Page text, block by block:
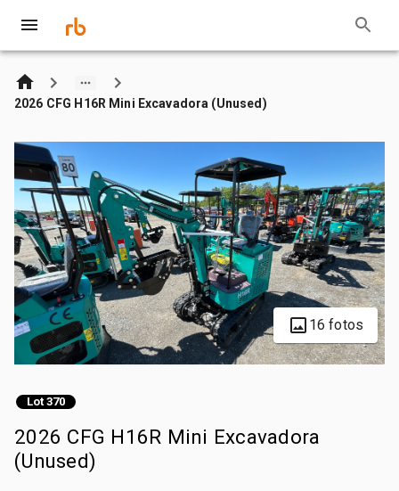
2026 CFG H16R Mini Excavadora (Unused)
16 fotos
Lot 370
2026 CFG H16R Mini Excavadora
(Unused)